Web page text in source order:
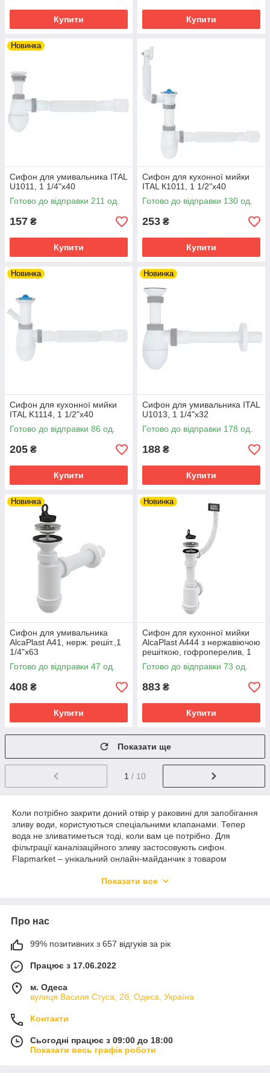
Купити Купити
Новинка
Сифон для умивальника ITAL
U1011, 1 1/4"х40
Готово до відправки 211 од.
157 ₴
Купити
Сифон для кухонної мийки
ITAL К1011, 1 1/2"х40
Готово до відправки 130 од.
253 ₴
Купити
Новинка
Сифон для кухонної мийки
ITAL K1114, 1 1/2"х40
Готово до відправки 86 од.
205 ₴
Купити
Новинка
Сифон для умивальника ITAL
U1013, 1 1/4"х32
Готово до відправки 178 од.
188 ₴
Купити
Новинка
Сифон для умивальника
AlcaPlast A41, нерж. решіт.,1
1/4"х63
Готово до відправки 47 од.
408 ₴
Купити
Новинка
Сифон для кухонної мийки
AlcaPlast A444 з нержавіючою
решіткою, гофроперелив, 1
1/2"х70
Готово до відправки 73 од.
883 ₴
Купити
Показати ще
1 / 10
Коли потрібно закрити доний отвір у раковині для запобігання
зливу води, користуються спеціальними клапанами. Тепер
вода не зливатиметься тоді, коли вам це потрібно. Для
фільтрації каналізаційного зливу застосовують сифон.
Flapmarket – унікальний онлайн-майданчик з товаром
представлені всі моделі брендів Gappo, Frap, Faop, Wezer.
У кожній квартирі є кухонна мийка, умивальник, де важлива
служить провідником для проходу води з різною
представлені сифони та донні клапани недорого, що
Піддонний клапан регулює надходження рідини, а сифон
санвузол. Використання м'якого шланга дозволяє загинати у
будь-який бік при недостатньому місці під сантехнікою.
Сифон для донного клапана в інтернет-магазині
характеризується якістю, міцністю та тривалим терміном
Показати все
Про нас
99% позитивних з 657 відгуків за рік
Працює з 17.06.2022
м. Одеса
вулиця Василя Стуса, 2б, Одеса, Україна
Контакти
Сьогодні працює з 09:00 до 18:00
Показати весь графік роботи